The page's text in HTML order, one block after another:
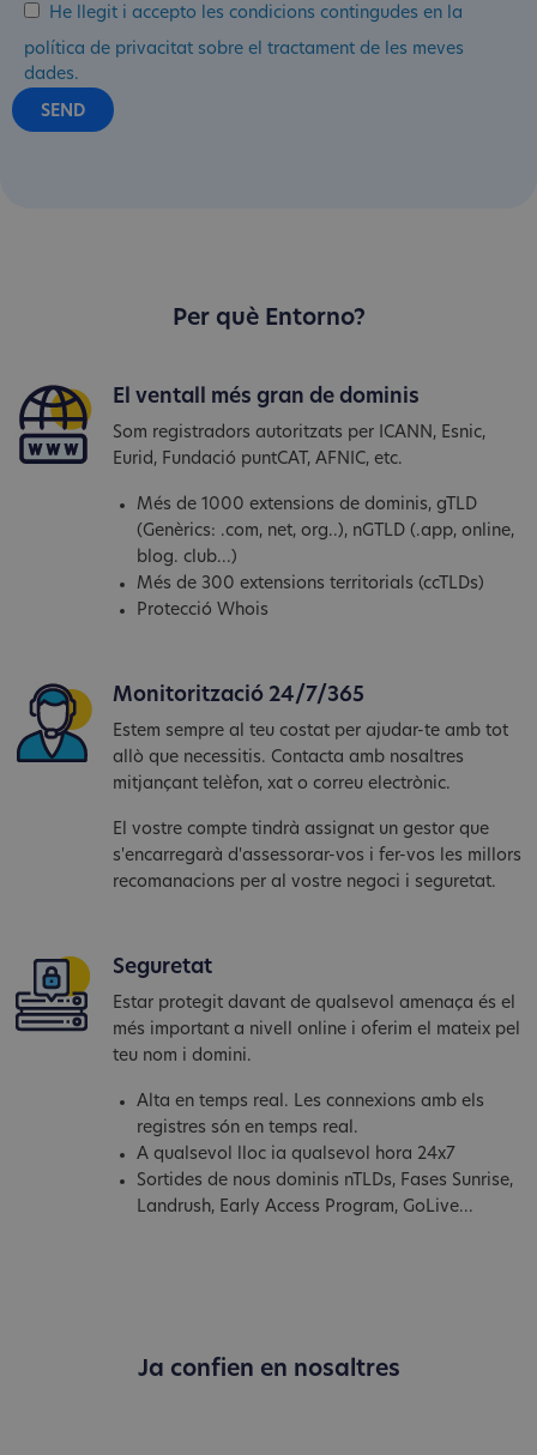
He llegit i accepto les condicions contingudes en la
política de privacitat sobre el tractament de les meves
dades.
Per què Entorno?
El ventall més gran de dominis
Som registradors autoritzats per ICANN, Esnic,
Eurid, Fundació puntCAT, AFNIC, etc.
Més de 1000 extensions de dominis, gTLD
(Genèrics: .com, net, org..), nGTLD (.app, online,
blog. club...)
Més de 300 extensions territorials (ccTLDs)
Protecció Whois
Monitorització 24/7/365
Estem sempre al teu costat per ajudar-te amb tot
allò que necessitis. Contacta amb nosaltres
mitjançant telèfon, xat o correu electrònic.
El vostre compte tindrà assignat un gestor que
s'encarregarà d'assessorar-vos i fer-vos les millors
recomanacions per al vostre negoci i seguretat.
Seguretat
Estar protegit davant de qualsevol amenaça és el
més important a nivell online i oferim el mateix pel
teu nom i domini.
Alta en temps real. Les connexions amb els
registres són en temps real.
A qualsevol lloc ia qualsevol hora 24x7
Sortides de nous dominis nTLDs, Fases Sunrise,
Landrush, Early Access Program, GoLive...
Ja confien en nosaltres